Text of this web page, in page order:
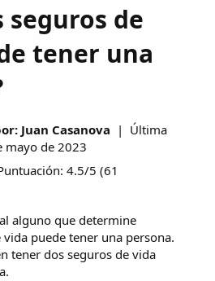
seguros de
tener una
Juan Casanova | Última
mayo de 2023
4.5/5 (61
alguno que determine
puede tener una persona.
tener dos seguros de vida